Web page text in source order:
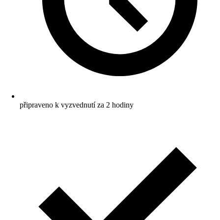
připraveno k vyzvednutí za 2 hodiny